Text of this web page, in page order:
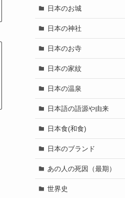
日本のお城
日本の神社
日本のお寺
日本の家紋
日本の温泉
日本語の語源や由来
日本食(和食)
日本のブランド
あの人の死因（最期）
世界史